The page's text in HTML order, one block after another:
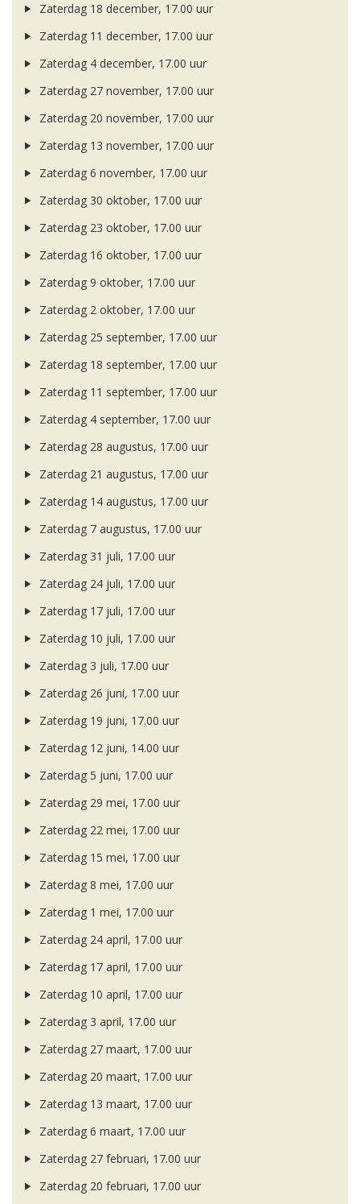
Zaterdag 18 december, 17.00 uur
Zaterdag 11 december, 17.00 uur
Zaterdag 4 december, 17.00 uur
Zaterdag 27 november, 17.00 uur
Zaterdag 20 november, 17.00 uur
Zaterdag 13 november, 17.00 uur
Zaterdag 6 november, 17.00 uur
Zaterdag 30 oktober, 17.00 uur
Zaterdag 23 oktober, 17.00 uur
Zaterdag 16 oktober, 17.00 uur
Zaterdag 9 oktober, 17.00 uur
Zaterdag 2 oktober, 17.00 uur
Zaterdag 25 september, 17.00 uur
Zaterdag 18 september, 17.00 uur
Zaterdag 11 september, 17.00 uur
Zaterdag 4 september, 17.00 uur
Zaterdag 28 augustus, 17.00 uur
Zaterdag 21 augustus, 17.00 uur
Zaterdag 14 augustus, 17.00 uur
Zaterdag 7 augustus, 17.00 uur
Zaterdag 31 juli, 17.00 uur
Zaterdag 24 juli, 17.00 uur
Zaterdag 17 juli, 17.00 uur
Zaterdag 10 juli, 17.00 uur
Zaterdag 3 juli, 17.00 uur
Zaterdag 26 juni, 17.00 uur
Zaterdag 19 juni, 17.00 uur
Zaterdag 12 juni, 14.00 uur
Zaterdag 5 juni, 17.00 uur
Zaterdag 29 mei, 17.00 uur
Zaterdag 22 mei, 17.00 uur
Zaterdag 15 mei, 17.00 uur
Zaterdag 8 mei, 17.00 uur
Zaterdag 1 mei, 17.00 uur
Zaterdag 24 april, 17.00 uur
Zaterdag 17 april, 17.00 uur
Zaterdag 10 april, 17.00 uur
Zaterdag 3 april, 17.00 uur
Zaterdag 27 maart, 17.00 uur
Zaterdag 20 maart, 17.00 uur
Zaterdag 13 maart, 17.00 uur
Zaterdag 6 maart, 17.00 uur
Zaterdag 27 februari, 17.00 uur
Zaterdag 20 februari, 17.00 uur